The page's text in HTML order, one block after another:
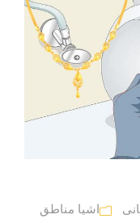
اشیا مناطق